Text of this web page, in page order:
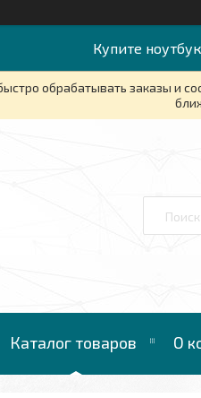
Купите
обрабатывать заказы и
Каталог товаров О